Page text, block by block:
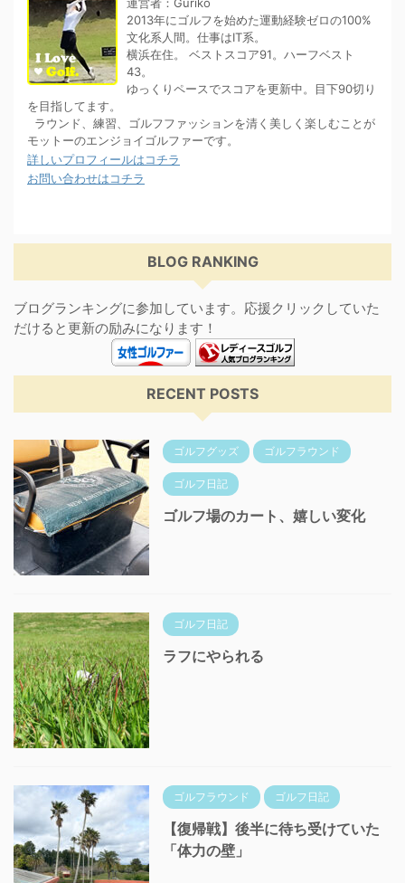
2013年にゴルフを始めた運動経験ゼロの100%
文化系人間。仕事はIT系。
横浜在住。 ベストスコア91。ハーフベスト
43。
ゆっくりペースでスコアを更新中。目下90切り
を目指してます。
ラウンド、練習、ゴルフファッションを清く美しく楽しむことが
モットーのエンジョイゴルファーです。
詳しいプロフィールはコチラ
お問い合わせはコチラ
BLOG RANKING
ブログランキングに参加しています。応援クリックしていた
だけると更新の励みになります！
RECENT POSTS
ゴルフグッズ ゴルフラウンド
ゴルフ日記
ゴルフ場のカート、嬉しい変化
ゴルフ日記
ラフにやられる
ゴルフラウンド ゴルフ日記
【復帰戦】後半に待ち受けていた
「体力の壁」